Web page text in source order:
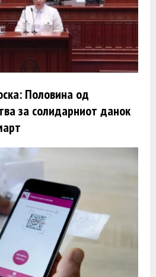
Половина од
за солидарниот данок